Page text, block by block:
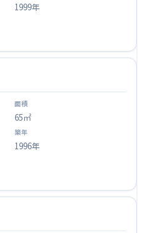
1999年
65㎡
1996年